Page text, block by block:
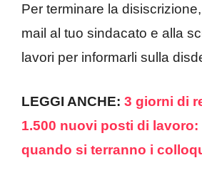
Per terminare la
mail al tuo sindacato e alla
lavori per informarli sulla
LEGGI ANCHE: 3 giorni di
1.500 nuovi posti di lavoro:
quando si terranno i